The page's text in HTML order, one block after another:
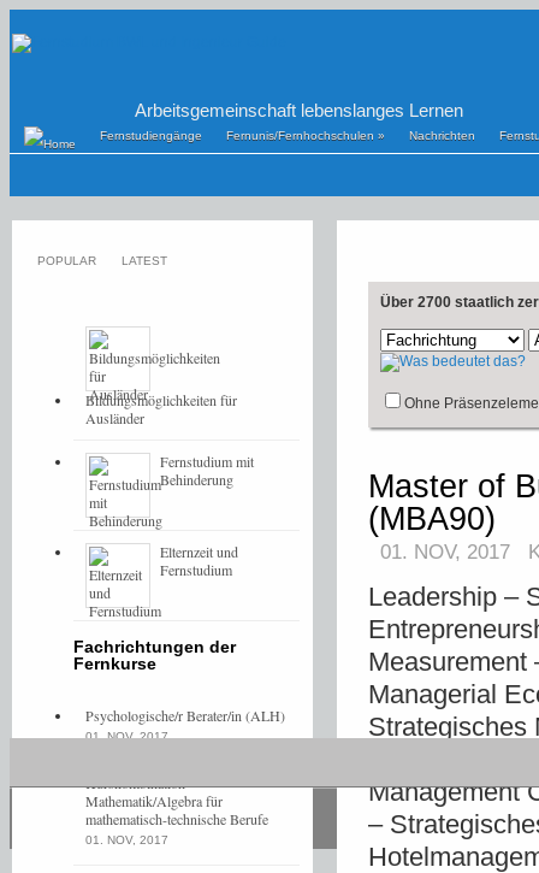
Arbeitsgemeinschaft lebenslanges Lernen
Fernstudiengänge Fernunis/Fernhochschulen » Nachrichten
Über 2700 staatlich
Ohne
Master of
(MBA90)
01. NOV, 2017
Leadership –
Measurement
Managerial
Strategisches
Management
–
POPULAR LATEST
Bildungsmöglichkeiten für
Ausländer
Fernstudium mit
Behinderung
Elternzeit und
Fernstudium
Fachrichtungen der
Fernkurse
Psychologische/r Berater/in (ALH)
01. NOV, 2017
Kurskombination
Mathematik/Algebra für
mathematisch-technische Berufe
01. NOV, 2017